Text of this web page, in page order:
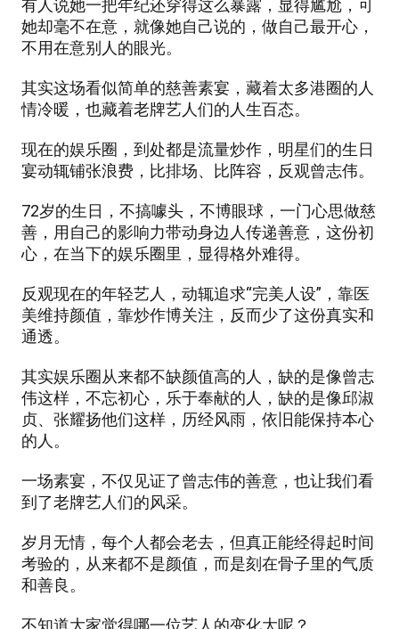
有人说她一把年纪还穿得这么暴露，显得尴尬，可
她却毫不在意，就像她自己说的，做自己最开心，
不用在意别人的眼光。
其实这场看似简单的慈善素宴，藏着太多港圈的人
情冷暖，也藏着老牌艺人们的人生百态。
现在的娱乐圈，到处都是流量炒作，明星们的生日
宴动辄铺张浪费，比排场、比阵容，反观曾志伟。
72岁的生日，不搞噱头，不博眼球，一门心思做慈
善，用自己的影响力带动身边人传递善意，这份初
心，在当下的娱乐圈里，显得格外难得。
反观现在的年轻艺人，动辄追求“完美人设”，靠医
美维持颜值，靠炒作博关注，反而少了这份真实和
通透。
其实娱乐圈从来都不缺颜值高的人，缺的是像曾志
伟这样，不忘初心，乐于奉献的人，缺的是像邱淑
贞、张耀扬他们这样，历经风雨，依旧能保持本心
的人。
一场素宴，不仅见证了曾志伟的善意，也让我们看
到了老牌艺人们的风采。
岁月无情，每个人都会老去，但真正能经得起时间
考验的，从来都不是颜值，而是刻在骨子里的气质
和善良。
不知道大家觉得哪一位艺人的变化大呢？